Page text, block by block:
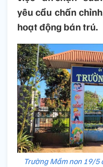
yêu cầu chấn
hoạt động bán trú.
Trường Mầm non 19/5